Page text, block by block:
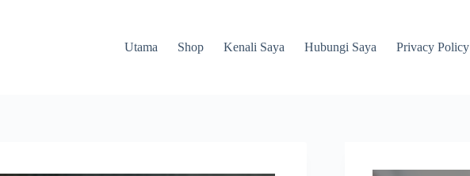
Utama Shop Kenali Saya Hubungi Saya Privacy Policy